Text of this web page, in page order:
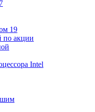
19
по акции
Intel